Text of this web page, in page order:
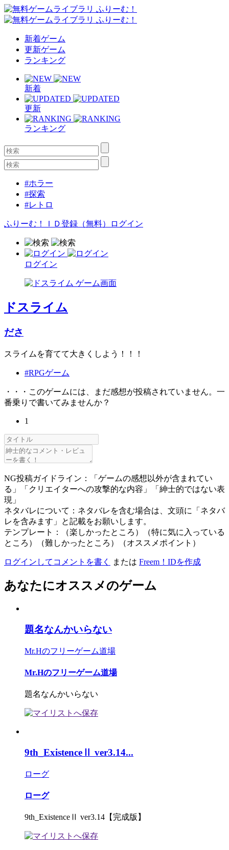
新着ゲーム
更新ゲーム
ランキング
新着
更新
ランキング
#ホラー
#探索
#レトロ
ふりーむ！ＩＤ登録（無料） ログイン
ログイン
ドスライム
ださ
スライムを育てて大きくしよう！！！
#RPGゲーム
・・・このゲームには、まだ感想が投稿されていません。一
番乗りで書いてみませんか？
1
NG投稿ガイドライン：「ゲームの感想以外が含まれてい
る」「クリエイターへの攻撃的な内容」「紳士的ではない表
現」
ネタバレについて：ネタバレを含む場合は、文頭に「ネタバ
レを含みます」と記載をお願いします。
テンプレート：（楽しかったところ）（特に気に入っている
ところ）（難しかったところ）（オススメポイント）
ログインしてコメントを書く または Freem！IDを作成
あなたにオススメのゲーム
題名なんかいらない
Mr.Hのフリーゲーム道場
Mr.Hのフリーゲーム道場
題名なんかいらない
9th_ExistenceⅡ ver3.14...
ローグ
ローグ
9th_ExistenceⅡ ver3.14【完成版】